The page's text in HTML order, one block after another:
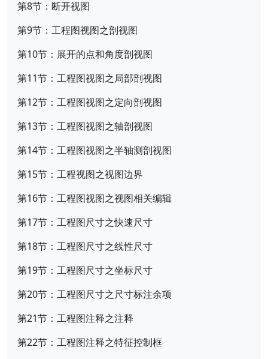
第8节：断开视图
第9节：工程图视图之剖视图
第10节：展开的点和角度剖视图
第11节：工程图视图之局部剖视图
第12节：工程图视图之定向剖视图
第13节：工程图视图之轴剖视图
第14节：工程图视图之半轴测剖视图
第15节：工程视图之视图边界
第16节：工程图视图之视图相关编辑
第17节：工程图尺寸之快速尺寸
第18节：工程图尺寸之线性尺寸
第19节：工程图尺寸之坐标尺寸
第20节：工程图尺寸之尺寸标注余项
第21节：工程图注释之注释
第22节：工程图注释之特征控制框